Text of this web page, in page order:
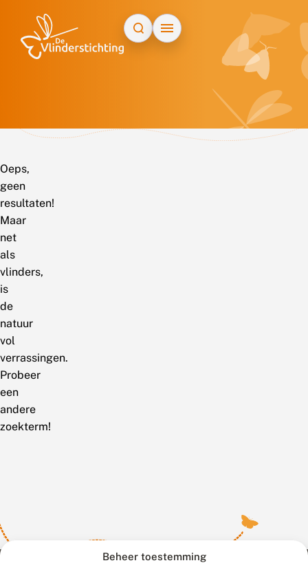
Beheer toestemming
Oeps,
geen
resultaten!
Maar
net
als
vlinders,
is
de
natuur
vol
verrassingen.
Probeer
een
andere
zoekterm!